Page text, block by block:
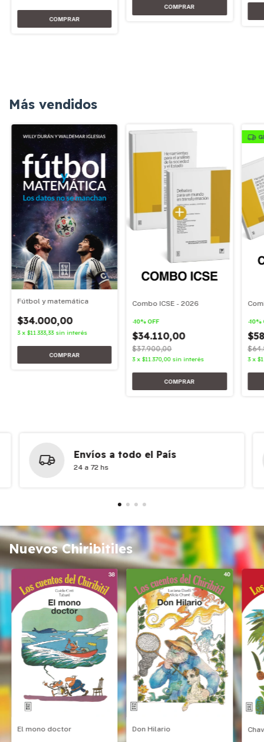
Más vendidos
Fútbol y matemática
$34.000,00
3 x $11.333,33 sin interés
Combo ICSE - 2026
-10%OFF
$34.110,00
$37.900,00
3 x$11.370,00 sin interés
-10%
3 x
Envíos a todo el País
24 a 72 hs
Nuevos Chiribitiles
El mono doctor Don Hilario